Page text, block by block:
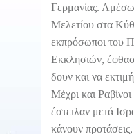
Γερμανίας.
Μελετίου στα
εκπρόσωποι του
Εκκλησιών,
δουν και να
Μέχρι και Ραβίνοι
έστειλαν μετά
κάνουν προτάσεις,